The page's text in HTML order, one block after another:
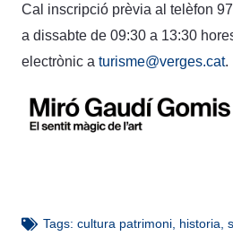
Cal inscripció prèvia al telèfon
a dissabte de 09:30 a 13:30
electrònic a turisme@verges.cat.
Tags: cultura patrimoni, historia